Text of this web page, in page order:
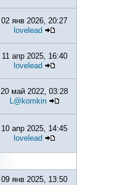
02 янв 2026, 20:27
lovelead
11 апр 2025, 16:40
lovelead
20 май 2022, 03:28
L@komkin
10 апр 2025, 14:45
lovelead
09 янв 2025, 13:50